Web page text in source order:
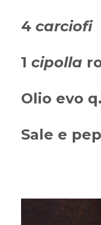
4 carciofi
1 cipolla
Olio evo
Sale e